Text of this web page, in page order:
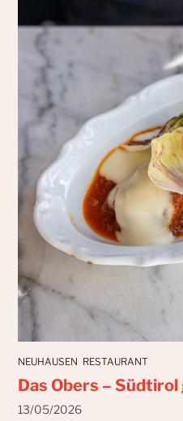
NEUHAUSEN RESTAURANT
Das Obers –
13/05/2026